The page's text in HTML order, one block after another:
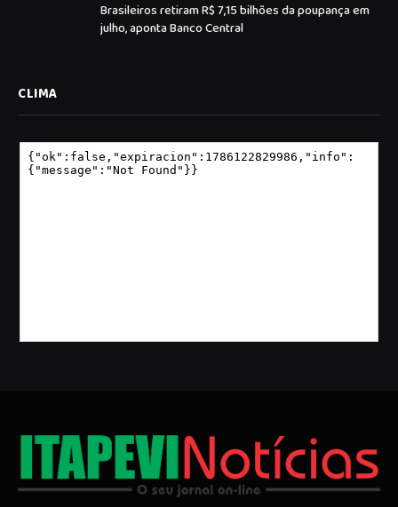
Brasileiros retiram R$ 7,15 bilhões da poupança em
julho, aponta Banco Central
CLIMA